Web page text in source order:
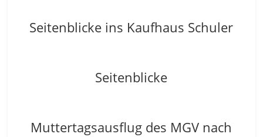
Seitenblicke ins Kaufhaus Schuler
Seitenblicke
Muttertagsausflug des MGV nach